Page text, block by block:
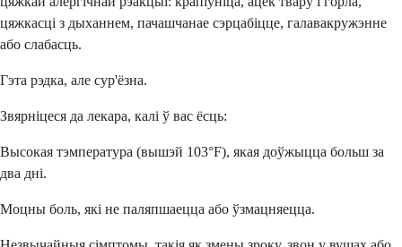
цяжкасці з дыханнем, пачашчанае сэрцабіцце, галавакружэнне
або слабасць.
Гэта рэдка, але сур'ёзна.
Звярніцеся да лекара, калі ў вас ёсць:
Высокая тэмпература (вышэй 103°F), якая доўжыцца больш за
два дні.
Моцны боль, які не паляпшаецца або ўзмацняецца.